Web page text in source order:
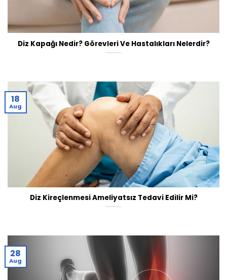
Diz Kapağı Nedir? Görevleri Ve Hastalıkları Nelerdir?
Diz Kireçlenmesi Ameliyatsız Tedavi Edilir Mi?
18
Aug
28
Aug